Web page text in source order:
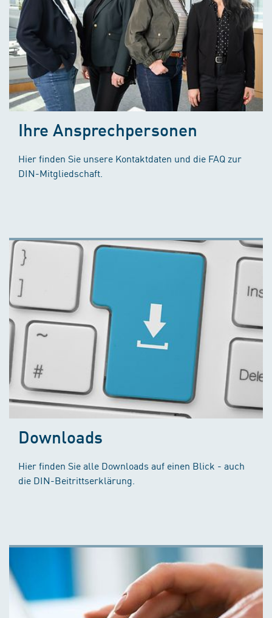
Ihre Ansprechpersonen
Hier finden Sie unsere Kontaktdaten und die FAQ zur
DIN-Mitgliedschaft.
Downloads
Hier finden Sie alle Downloads auf einen Blick - auch
die DIN-Beitrittserklärung.